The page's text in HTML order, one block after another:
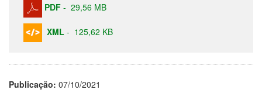
PDF - 29,56 MB
XML - 125,62 KB
Publicação: 07/10/2021